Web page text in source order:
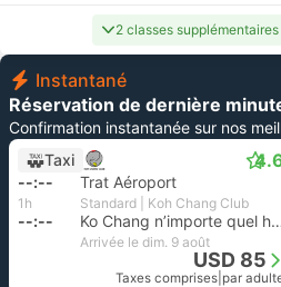
2 classes
Instantané
Réservation de dernière
Confirmation instantanée sur nos
Taxi
--:-- Trat Aéroport
1h Standard | Koh Chang Club
--:-- Ko Chang
Arrivée le dim. 9 août
USD 85
Taxes comprises par